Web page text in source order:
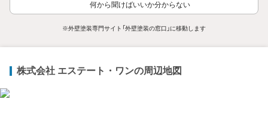
何から聞けばいいか分からない
※外壁塗装専門サイト「外壁塗装の窓口」に移動します
株式会社 エステート・ワンの周辺地図